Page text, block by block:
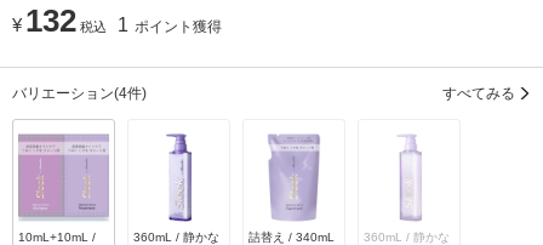
¥ 132 税込 1 ポイント獲得
バリエーション(4件) すべてみる
10mL+10mL /
360mL / 静かな
詰替え / 340mL
360mL / 静かな